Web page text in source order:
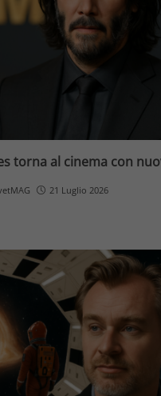
torna al cinema con
21 Luglio 2026